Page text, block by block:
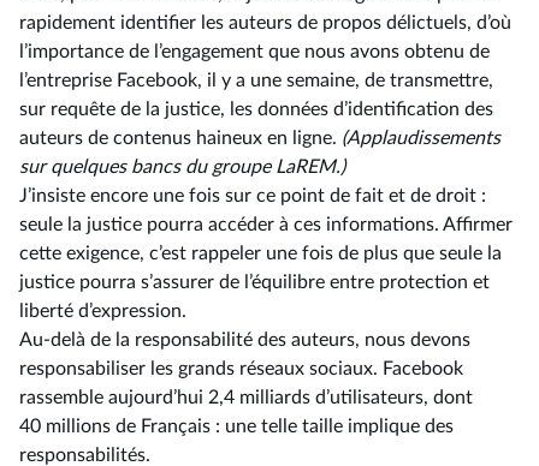
rapidement identifier les auteurs de propos délictuels, d’où
l’importance de l’engagement que nous avons obtenu de
l’entreprise Facebook, il y a une semaine, de transmettre,
sur requête de la justice, les données d’identification des
auteurs de contenus haineux en ligne. (Applaudissements
sur quelques bancs du groupe LaREM.)
J’insiste encore une fois sur ce point de fait et de droit :
seule la justice pourra accéder à ces informations. Affirmer
cette exigence, c’est rappeler une fois de plus que seule la
justice pourra s’assurer de l’équilibre entre protection et
liberté d’expression.
Au-delà de la responsabilité des auteurs, nous devons
responsabiliser les grands réseaux sociaux. Facebook
rassemble aujourd’hui 2,4 milliards d’utilisateurs, dont
40 millions de Français : une telle taille implique des
responsabilités.